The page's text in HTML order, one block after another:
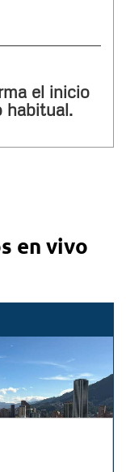
el inicio
habitual.
en vivo